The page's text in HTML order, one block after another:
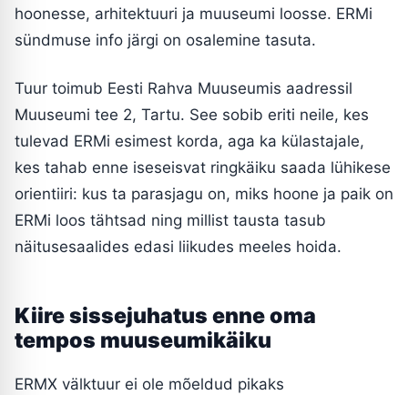
hoonesse, arhitektuuri ja muuseumi loosse. ERMi
sündmuse info järgi on osalemine tasuta.
Tuur toimub Eesti Rahva Muuseumis aadressil
Muuseumi tee 2, Tartu. See sobib eriti neile, kes
tulevad ERMi esimest korda, aga ka külastajale,
kes tahab enne iseseisvat ringkäiku saada lühikese
orientiiri: kus ta parasjagu on, miks hoone ja paik on
ERMi loos tähtsad ning millist tausta tasub
näitusesaalides edasi liikudes meeles hoida.
Kiire sissejuhatus enne oma
tempos muuseumikäiku
ERMX välktuur ei ole mõeldud pikaks